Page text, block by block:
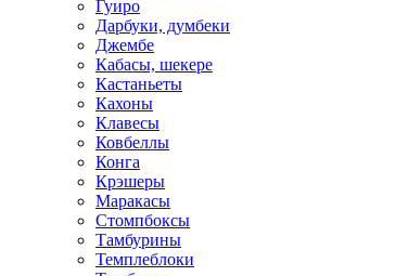
Гуиро
Дарбуки, думбеки
Джембе
Кабасы, шекере
Кастаньеты
Кахоны
Клавесы
Ковбеллы
Конга
Крэшеры
Маракасы
Стомпбоксы
Тамбурины
Темплеблоки